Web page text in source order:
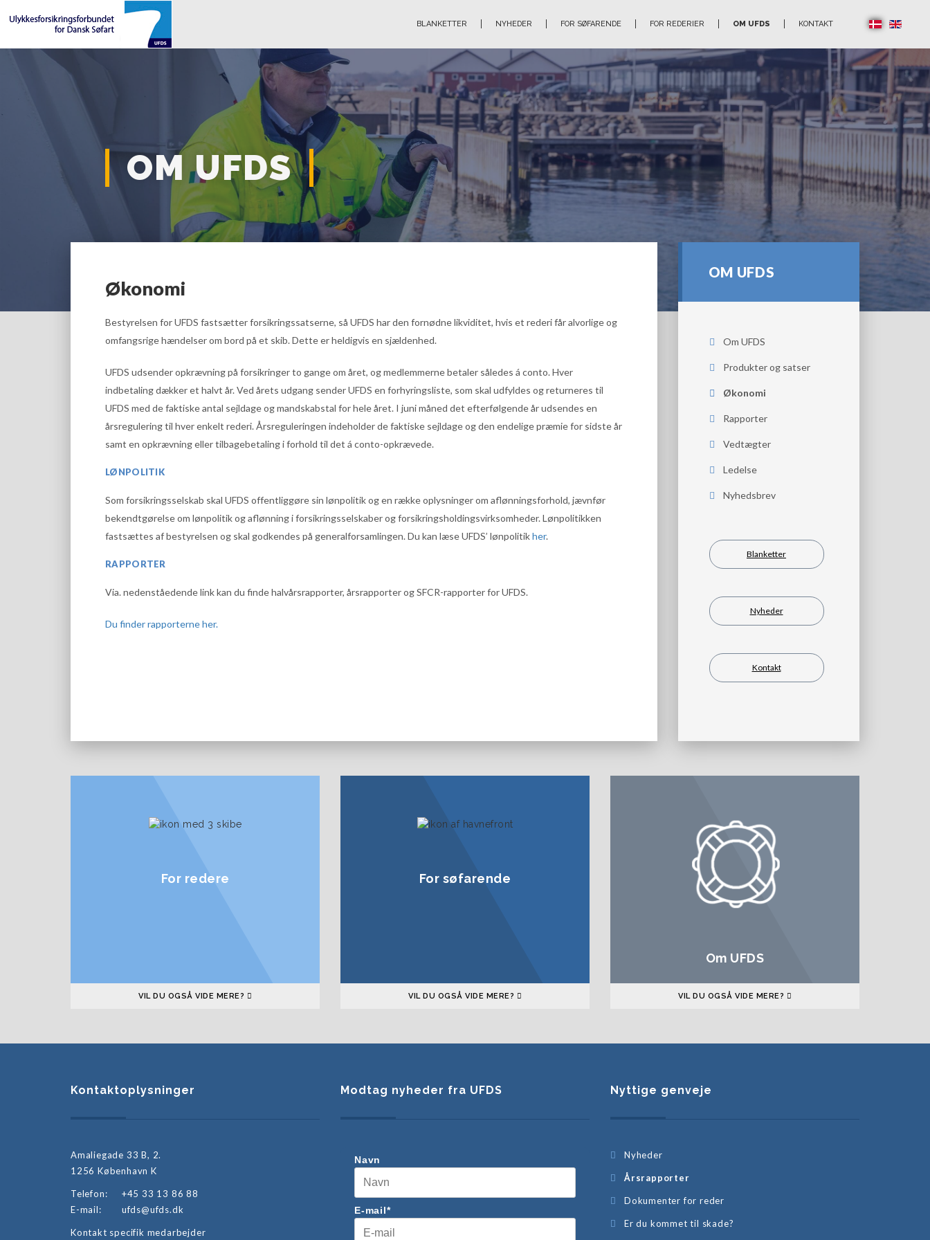
BLANKETTER NYHEDER FOR SØFARENDE FOR REDERIER OM UFDS KONTAKT
OM UFDS
Økonomi
Bestyrelsen for UFDS fastsætter forsikringssatserne, så UFDS har den fornødne likviditet, hvis et rederi får alvorlige og
omfangsrige hændelser om bord på et skib. Dette er heldigvis en sjældenhed.
UFDS udsender opkrævning på forsikringer to gange om året, og medlemmerne betaler således á conto. Hver
indbetaling dækker et halvt år. Ved årets udgang sender UFDS en forhyringsliste, som skal udfyldes og returneres til
UFDS med de faktiske antal sejldage og mandskabstal for hele året. I juni måned det efterfølgende år udsendes en
årsregulering til hver enkelt rederi. Årsreguleringen indeholder de faktiske sejldage og den endelige præmie for sidste år
samt en opkrævning eller tilbagebetaling i forhold til det á conto-opkrævede.
LØNPOLITIK
Som forsikringsselskab skal UFDS offentliggøre sin lønpolitik og en række oplysninger om aflønningsforhold, jævnfør
bekendtgørelse om lønpolitik og aflønning i forsikringsselskaber og forsikringsholdingsvirksomheder. Lønpolitikken
fastsættes af bestyrelsen og skal godkendes på generalforsamlingen. Du kan læse UFDS’ lønpolitikher.
RAPPORTER
Via. nedenståedende link kan du finde halvårsrapporter, årsrapporter og SFCR-rapporter for UFDS.
Du finder rapporterne her.
OM UFDS
Om UFDS
Produkter og satser
Økonomi
Rapporter
Vedtægter
Ledelse
Nyhedsbrev
Blanketter
Nyheder
Kontakt
For redere
VIL DU OGSÅ VIDE MERE?
For søfarende
VIL DU OGSÅ VIDE MERE?
Om UFDS
VIL DU OGSÅ VIDE MERE?
Kontaktoplysninger
Amaliegade 33 B, 2.
1256 København K
Telefon:
+45 33 13 86 88
E-mail:
ufds@ufds.dk
Kontakt specifik medarbejder
Modtag nyheder fra UFDS
Navn
E-mail*
Nyttige genveje
Nyheder
Årsrapporter
Dokumenter for reder
Er du kommet til skade?